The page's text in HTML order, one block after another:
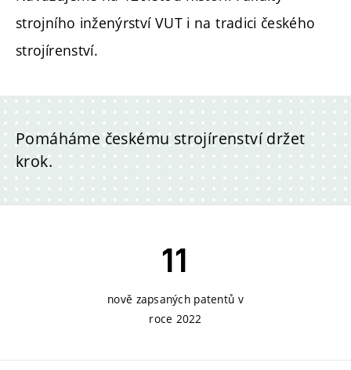
strojního inženýrství VUT i na tradici českého
strojírenství.
Pomáháme českému strojírenství držet
krok.
11
nově zapsaných patentů v
roce 2022